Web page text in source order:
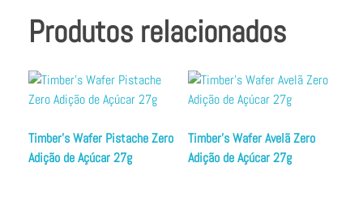
Produtos relacionados
Timber’s Wafer Pistache Zero
Adição de Açúcar 27g
Timber’s Wafer Avelã Zero
Adição de Açúcar 27g